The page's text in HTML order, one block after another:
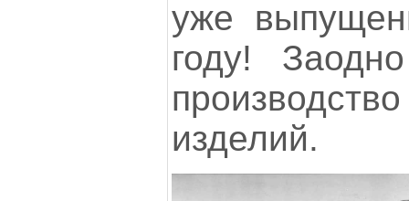
уже
году!
изделий.